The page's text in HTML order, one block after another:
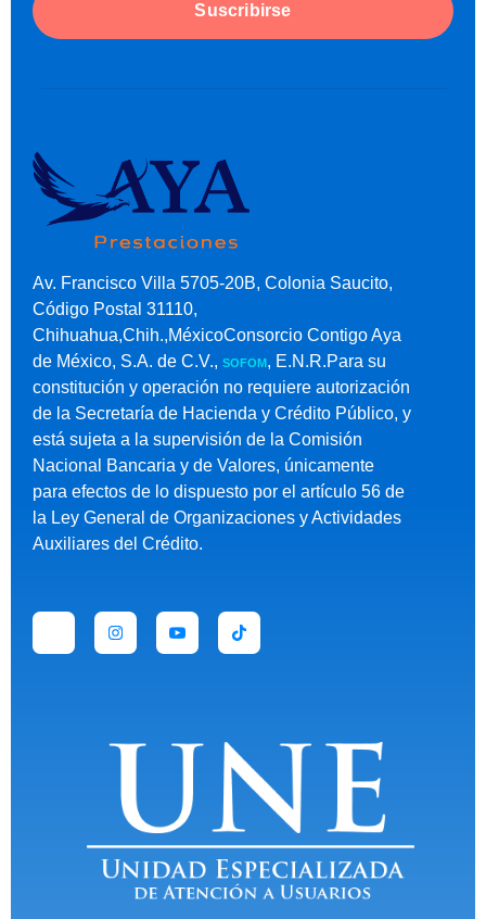
Suscribirse
Av. Francisco Villa 5705-20B, Colonia Saucito,
Código Postal 31110,
Chihuahua,Chih.,MéxicoConsorcio Contigo Aya
de México, S.A. de C.V., SOFOM, E.N.R.Para su
constitución y operación no requiere autorización
de la Secretaría de Hacienda y Crédito Público, y
está sujeta a la supervisión de la Comisión
Nacional Bancaria y de Valores, únicamente
para efectos de lo dispuesto por el artículo 56 de
la Ley General de Organizaciones y Actividades
Auxiliares del Crédito.